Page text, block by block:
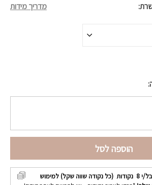
מדריך מידות
הוספה לסל
י8 נקודות (כל נקודה שווה שקל) למימוש